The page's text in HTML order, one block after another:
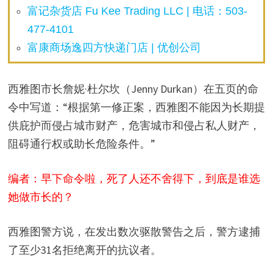
富记杂货店 Fu Kee Trading LLC | 电话：503-
477-4101
富康商场逸四方快递门店 | 优创公司
西雅图市长詹妮·杜尔坎（Jenny Durkan）在五页的命
令中写道：“根据第一修正案，西雅图不能因为长期提
供庇护而侵占城市财产，危害城市和侵占私人财产，
阻碍通行权或助长危险条件。”
编者：早下命令啦，死了人还不舍得下，到底是谁选
她做市长的？
西雅图警方说，在发出数次驱散警告之后，警方逮捕
了至少31名拒绝离开的抗议者。